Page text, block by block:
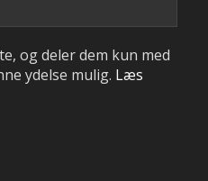
og deler dem kun med
ydelse mulig. Læs